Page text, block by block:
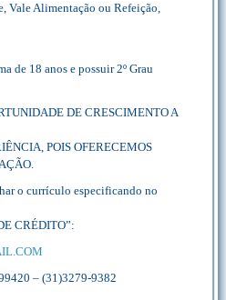
Vale Alimentação ou Refeição,
de 18 anos e possuir 2º Grau
DE CRESCIMENTO A
POIS OFERECEMOS
o currículo especificando no
CRÉDITO”:
– (31)3279-9382